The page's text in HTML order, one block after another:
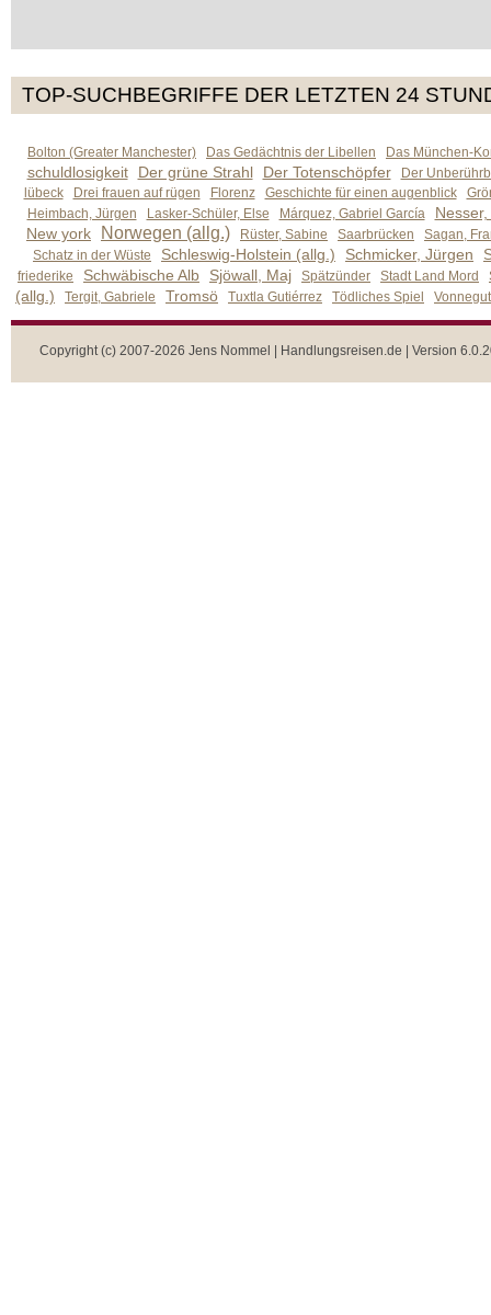
TOP-SUCHBEGRIFFE DER LETZTEN 24
Bolton (Greater Manchester) Das Gedächtnis der Libellen Das München-
schuldlosigkeit Der grüne Strahl Der Totenschöpfer
Der
lübeck
Drei frauen auf rügen Florenz Geschichte für einen augenblick
Heimbach, Jürgen
Lasker-Schüler, Else Márquez, Gabriel García
New york
Norwegen (allg.) Rüster, Sabine Saarbrücken
Sagan,
Schatz in der Wüste
Schleswig-Holstein (allg.) Schmicker, Jürgen
friederike Schwäbische Alb Sjöwall, Maj Spätzünder Stadt Land Mord
(allg.) Tergit, Gabriele Tromsö Tuxtla Gutiérrez Tödliches Spiel
Copyright (c) 2007-2026 Jens Nommel | Handlungsreisen.de | Version